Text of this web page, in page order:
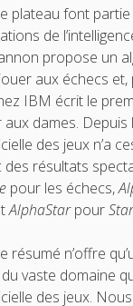
e
n
m
e
n
u
l’IA
o
e
n
m
e
n
plateau font
de
propose un
aux échecs et,
IBM écrit le
dames. Depuis
des jeux n’a
des résultats
pour les échecs,
AlphaStarpour
résumé n’offre
vaste domaine
des jeux.